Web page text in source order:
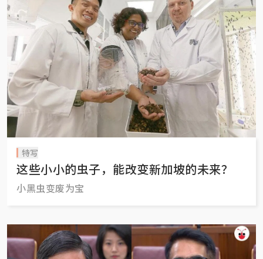
特写
这些小小的虫子，能改变新加坡的未来？
小黑虫变废为宝